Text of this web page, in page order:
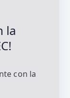
la
con la